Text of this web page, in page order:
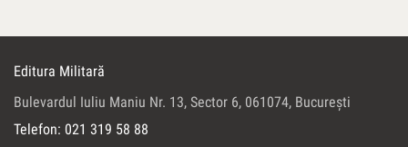
Editura Militară
Bulevardul Iuliu Maniu Nr. 13, Sector 6, 061074, Bucureşti
Telefon: 021 319 58 88